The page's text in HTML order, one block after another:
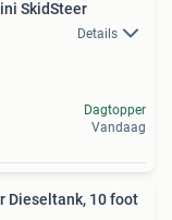
SkidSteer
Details
Dagtopper
Vandaag
Dieseltank, 10 foot